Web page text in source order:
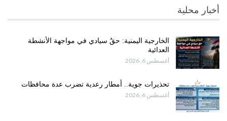
أخبار محلية
الخارجية اليمنية: حقٌ سيادي في مواجهة الأنشطة
العدائية
أغسطس 6, 2026
تحذيرات جوية.. أمطار رعدية تضرب عدة محافظات
أغسطس 6, 2026